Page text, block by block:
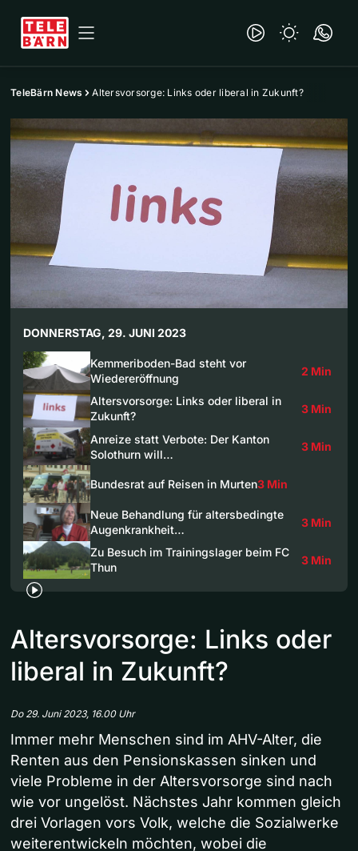
TeleBärn News Altersvorsorge: Links oder liberal in Zukunft?
DONNERSTAG, 29. JUNI 2023
Kemmeriboden-Bad steht vor
Wiedereröffnung
2 Min
Altersvorsorge: Links oder liberal in
Zukunft?
3 Min
Anreize statt Verbote: Der Kanton
Solothurn will…
3 Min
Bundesrat auf Reisen in Murten3 Min
Neue Behandlung für altersbedingte
Augenkrankheit…
3 Min
Zu Besuch im Trainingslager beim FC
Thun
3 Min
Altersvorsorge: Links oder
liberal in Zukunft?
Do 29. Juni 2023, 16.00 Uhr
Immer mehr Menschen sind im AHV-Alter, die
Renten aus den Pensionskassen sinken und
viele Probleme in der Altersvorsorge sind nach
wie vor ungelöst. Nächstes Jahr kommen gleich
drei Vorlagen vors Volk, welche die Sozialwerke
weiterentwickeln möchten, wobei die